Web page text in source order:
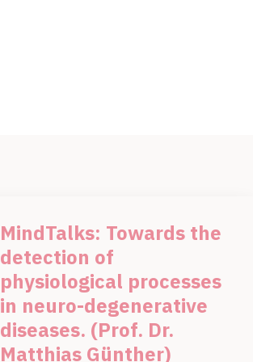
MindTalks: Towards the
detection of
physiological processes
in neuro-degenerative
diseases. (Prof. Dr.
Matthias Günther)